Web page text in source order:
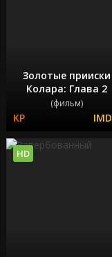
Золотые прииски
Колара: Глава 2
(фильм)
HD